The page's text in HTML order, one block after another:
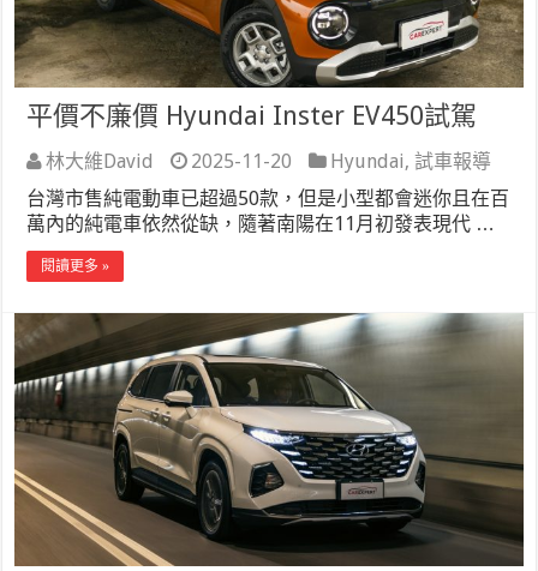
平價不廉價 Hyundai Inster EV450試駕
林大維David 2025-11-20 Hyundai,試車報導
台灣市售純電動車已超過50款，但是小型都會迷你且在百
萬內的純電車依然從缺，隨著南陽在11月初發表現代 …
閱讀更多 »